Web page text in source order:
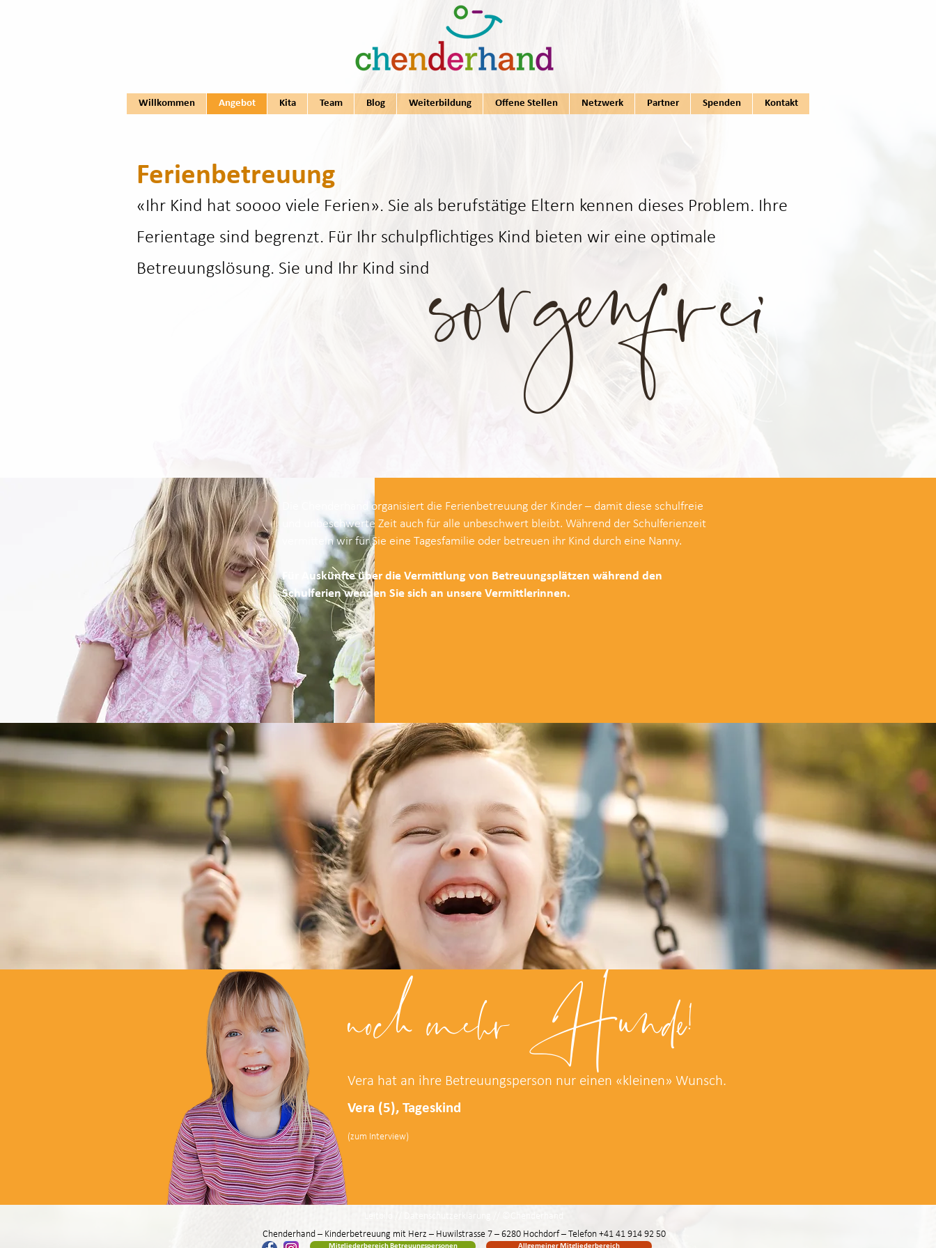
Willkommen Angebot Kita Team Blog Weiterbildung Offene Stellen Netzwerk Partner Spenden Kontakt
sorgenfrei
«Ihr Kind hat soooo viele Ferien». Sie als berufstätige Eltern kennen dieses Problem. Ihre
Ferientage sind begrenzt. Für Ihr schulpflichtiges Kind bieten wir eine optimale
Betreuungslösung. Sie und Ihr Kind sind
Die Chenderhand organisiert die Ferienbetreuung der Kinder – damit diese schulfreie
und unbeschwerte Zeit auch für alle unbeschwert bleibt. Während der Schulferienzeit
vermitteln wir für Sie eine Tagesfamilie oder betreuen ihr Kind durch eine Nanny.
Für Auskünfte über die Vermittlung von Betreuungsplätzen während den
Schulferien wenden Sie sich an unsere Vermittlerinnen.
Ferienbetreuung
noch mehr Hunde!
Vera hat an ihre Betreuungsperson nur einen «kleinen» Wunsch.
Vera (5), Tageskind
(zum Interview)
Chenderhand – Kinderbetreuung mit Herz – Huwilstrasse 7 – 6280 Hochdorf – Telefon +41 41 914 92 50
Allgemeiner Mitgliederbereich
Mitgliederbereich Betreuungspersonen